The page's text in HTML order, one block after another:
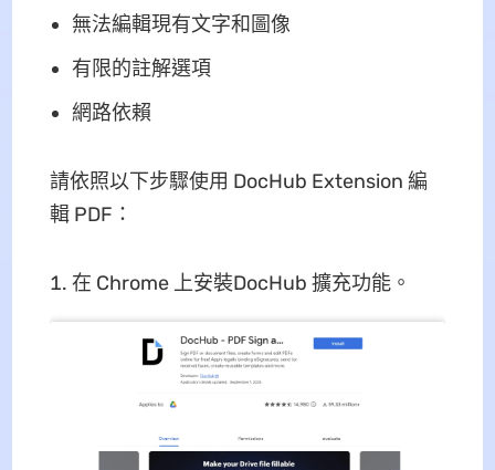
無法編輯現有文字和圖像
有限的註解選項
網路依賴
請依照以下步驟使用 DocHub Extension 編
輯 PDF：
在 Chrome 上安裝DocHub 擴充功能。